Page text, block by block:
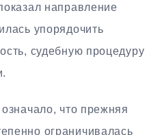
направление
упорядочить
судебную процедуру
что прежняя
ограничивалась